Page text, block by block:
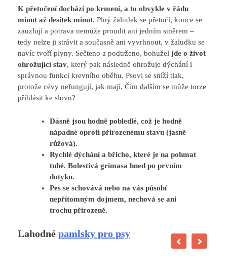
K přetočení dochází po krmení, a to obvykle v řádu
minut až desítek minut. Plný žaludek se přetočí, konce se
zauzlují a potrava nemůže proudit ani jedním směrem –
tedy nelze ji strávit a současně ani vyvrhnout, v žaludku se
navíc tvoří plyny. Sečteno a podtrženo, bohužel jde o život
ohrožující stav, který pak následně ohrožuje dýchání i
správnou funkci krevního oběhu. Psovi se sníží tlak,
protože cévy nefungují, jak mají. Čím dalším se může torze
přihlásit ke slovu?
Dásně jsou hodně pobledlé, což je hodně
nápadné oproti přirozenému stavu (jasně
růžová).
Rychlé dýchání a břicho, které je na pohmat
tuhé. Bolestivá grimasa hned po prvním
dotyku.
Pes se schovává nebo na vás působí
nepřítomným dojmem, nechová se ani
trochu přirozeně.
Lahodné pamlsky pro psy